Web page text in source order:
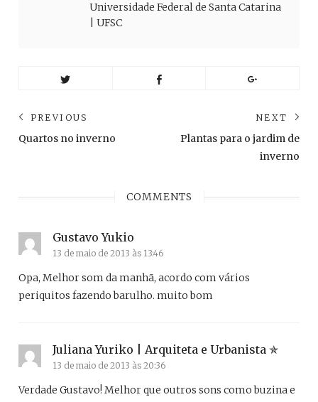
Universidade Federal de Santa Catarina
| UFSC
Navegação
de
PREVIOUS
Previous
Quartos no inverno
NEXT
Plantas para o jardim de
inverno
COMMENTS
Gustavo Yukio
13 de maio de 2013 às 13:46
Opa, Melhor som da manhã, acordo com vários
periquitos fazendo barulho. muito bom
Juliana Yuriko | Arquiteta e Urbanista
13 de maio de 2013 às 20:36
Verdade Gustavo! Melhor que outros sons como buzina e